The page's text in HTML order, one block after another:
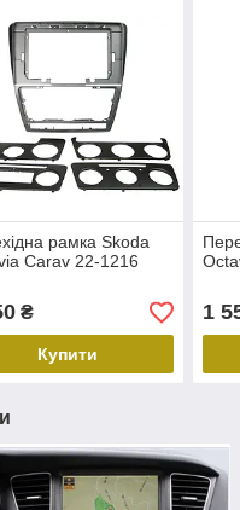
рамка Skoda
Carav 22-1216
₴
Купити
1